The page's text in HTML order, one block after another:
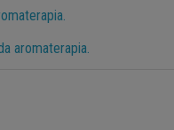
aromaterapia.